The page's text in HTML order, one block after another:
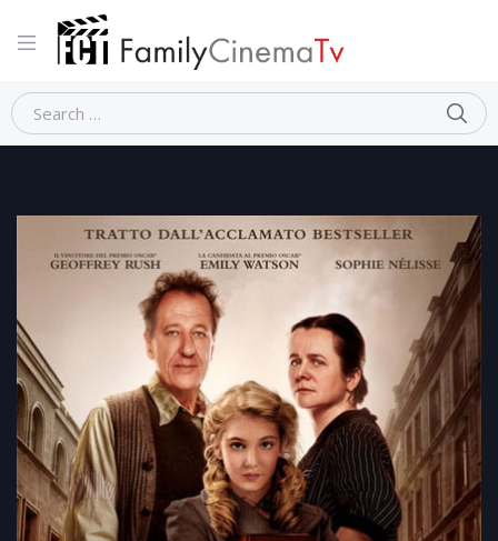
Home Dramma